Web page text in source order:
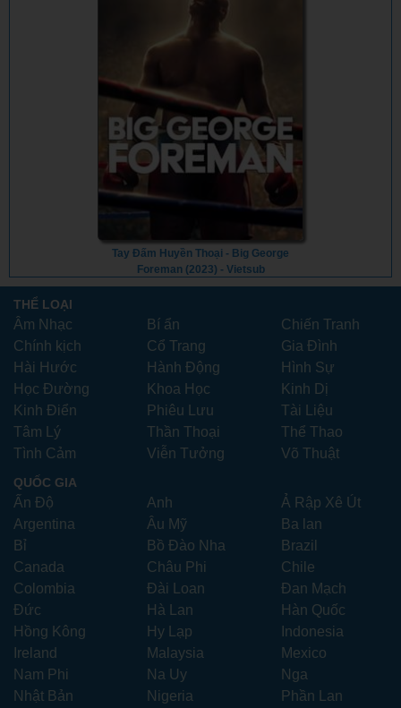
Tay Đấm Huyền Thoại - Big George
Foreman (2023) - Vietsub
THỂ LOẠI
Âm Nhạc Bí ẩn
Chiến Tranh
Chính kịch
Cổ Trang
Gia Đình
Hài Hước
Hành Động
Hình Sự
Học Đường
Khoa Học
Kinh Dị
Kinh Điển
Phiêu Lưu
Tài Liệu
Tâm Lý
Thần Thoại
Thể Thao
Tình Cảm
Viễn Tưởng Võ Thuật
QUỐC GIA
Ấn Độ Anh
Ả Rập Xê Út
Argentina
Âu Mỹ
Ba lan
Bỉ
Bồ Đào Nha
Brazil
Canada
Châu Phi
Chile
Colombia
Đài Loan
Đan Mạch
Đức
Hà Lan
Hàn Quốc
Hồng Kông
Hy Lạp
Indonesia
Ireland
Malaysia
Mexico
Nam Phi
Na Uy
Nga
Nhật Bản
Nigeria Phần Lan